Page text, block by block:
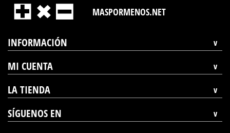
MASPORMENOS.NET
INFORMACIÓN
MI CUENTA
LA TIENDA
SÍGUENOS EN